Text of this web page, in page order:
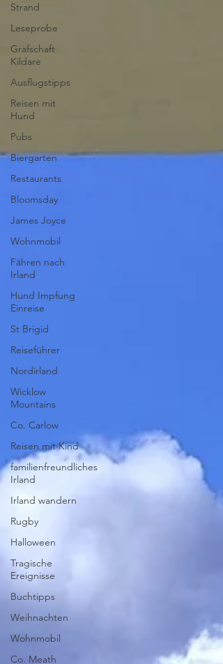
Strand
Leseprobe
Grafschaft
Kildare
Ausflugstipps
Reisen mit
Hund
Pubs
Biergarten
Restaurants
Bloomsday
James Joyce
Wohnmobil
Fähren nach
Irland
Hund Impfung
Einreise
St Brigid
Reiseführer
Nordirland
Wicklow
Mountains
Co. Carlow
Reisen mit Kind
familienfreundliches
Irland
Irland wandern
Rugby
Halloween
Tragische
Ereignisse
Buchtipps
Weihnachten
Wohnmobil
Co. Meath